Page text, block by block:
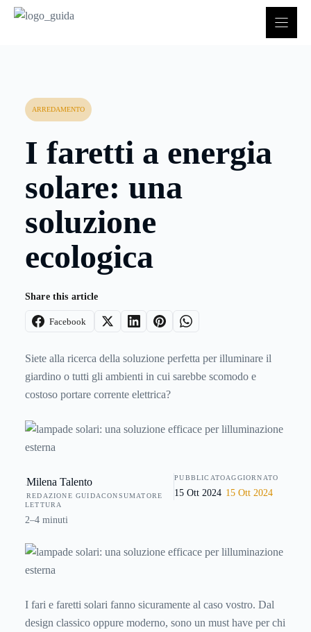
ARREDAMENTO
I faretti a energia
solare: una
soluzione
ecologica
Share this article
Facebook
Siete alla ricerca della soluzione perfetta per illuminare il
giardino o tutti gli ambienti in cui sarebbe scomodo e
costoso portare corrente elettrica?
Milena Talento
REDAZIONE GUIDACONSUMATORE
PUBBLICATO
15 Ott 2024
AGGIORNATO
15 Ott 2024
LETTURA
2–4 minuti
I fari e faretti solari fanno sicuramente al caso vostro. Dal
design classico oppure moderno, sono un must have per chi